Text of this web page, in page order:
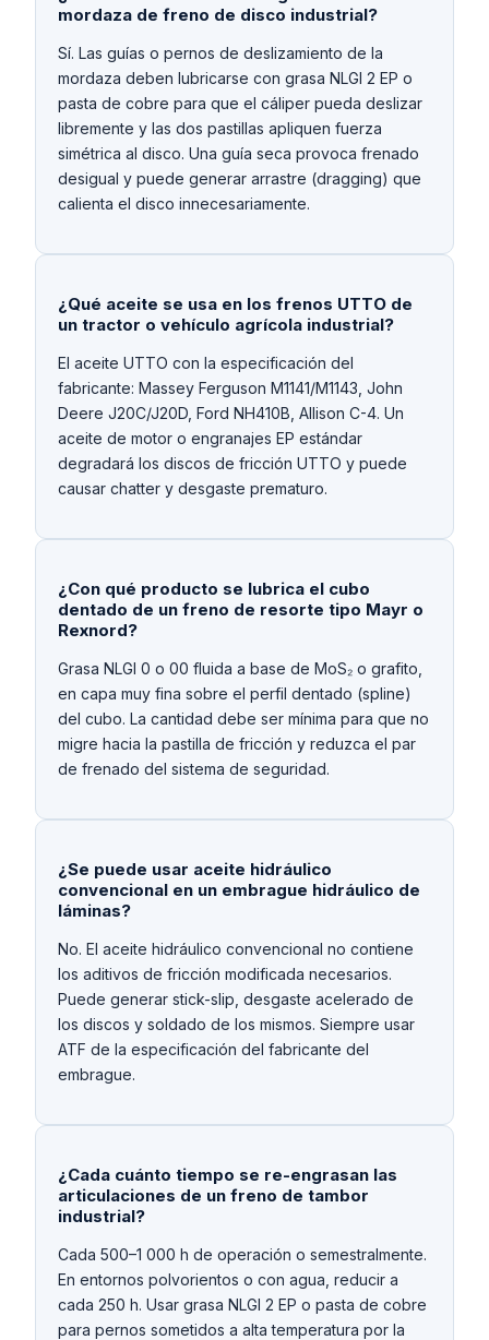
mordaza de freno de disco industrial?
Sí. Las guías o pernos de deslizamiento de la
mordaza deben lubricarse con grasa NLGI 2 EP o
pasta de cobre para que el cáliper pueda deslizar
libremente y las dos pastillas apliquen fuerza
simétrica al disco. Una guía seca provoca frenado
desigual y puede generar arrastre (dragging) que
calienta el disco innecesariamente.
¿Qué aceite se usa en los frenos UTTO de
un tractor o vehículo agrícola industrial?
El aceite UTTO con la especificación del
fabricante: Massey Ferguson M1141/M1143, John
Deere J20C/J20D, Ford NH410B, Allison C-4. Un
aceite de motor o engranajes EP estándar
degradará los discos de fricción UTTO y puede
causar chatter y desgaste prematuro.
¿Con qué producto se lubrica el cubo
dentado de un freno de resorte tipo Mayr o
Rexnord?
Grasa NLGI 0 o 00 fluida a base de MoS₂ o grafito,
en capa muy fina sobre el perfil dentado (spline)
del cubo. La cantidad debe ser mínima para que no
migre hacia la pastilla de fricción y reduzca el par
de frenado del sistema de seguridad.
¿Se puede usar aceite hidráulico
convencional en un embrague hidráulico de
láminas?
No. El aceite hidráulico convencional no contiene
los aditivos de fricción modificada necesarios.
Puede generar stick-slip, desgaste acelerado de
los discos y soldado de los mismos. Siempre usar
ATF de la especificación del fabricante del
embrague.
¿Cada cuánto tiempo se re-engrasan las
articulaciones de un freno de tambor
industrial?
Cada 500–1 000 h de operación o semestralmente.
En entornos polvorientos o con agua, reducir a
cada 250 h. Usar grasa NLGI 2 EP o pasta de cobre
para pernos sometidos a alta temperatura por la